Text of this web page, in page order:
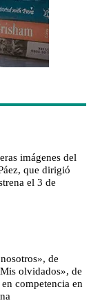
imágenes del
que dirigió
el 3 de
de
olvidados», de
competencia en